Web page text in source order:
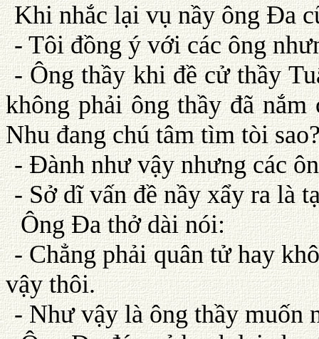
Khi nhắc lại vụ nầy ông Ða
- Tôi đồng ý với các ông
- Ông thầy khi đề cử thầy
không phải ông thầy đã
Nhu đang chú tâm tìm tòi
- Ðành như vậy nhưng các
- Sở dĩ vấn đề nầy xẩy ra là
Ông Ða thở dài nói:
- Chẳng phải quân tử hay
vậy thôi.
- Như vậy là ông thầy muốn